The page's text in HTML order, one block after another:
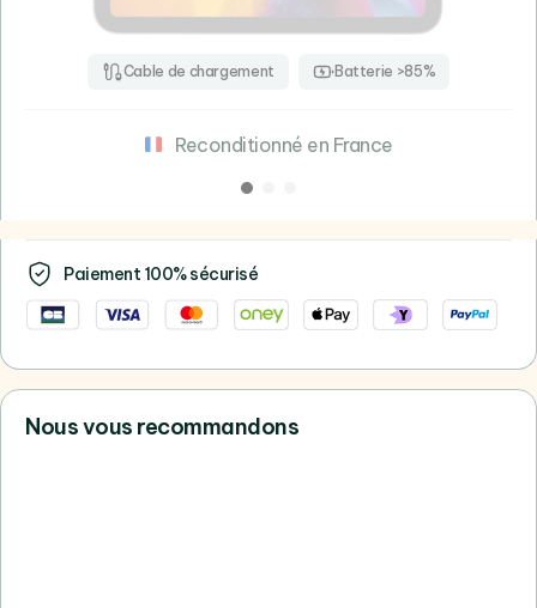
Cable de chargement Batterie >85%
Reconditionné en France
Paiement 100% sécurisé
Nous vous recommandons